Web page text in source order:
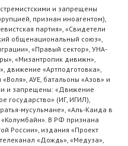
и запрещены
признан иноагентом),
партия», «Свидетели
общенациональный союз»,
«Правый сектор», УНА-
«Мизантропик дивижн»,
движение «Артподготовка»,
АУЕ, батальоны «Азов» и
и запрещены: «Движение
государство» (ИГ, ИГИЛ),
мусульмане», «Аль-Каида в
«Колумбайн». В РФ признана
России», издания «Проект
«Дождь», «Медуза»,